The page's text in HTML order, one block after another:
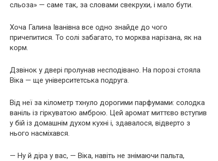
сльоза» — саме так, за словами свекрухи, і мало бути.
Хоча Галина Іванівна все одно знайде до чого
причепитися. То солі забагато, то морква нарізана, як на
корм.
Дзвінок у двері пролунав несподівано. На порозі стояла
Віка — ще університетська подруга.
Від неї за кілометр тхнуло дорогими парфумами: солодка
ваніль із гіркуватою амброю. Цей аромат миттєво вступив
у бій із домашнім духом кухні і, здавалося, відверто з
нього насміхався.
— Ну й діра у вас, — Віка, навіть не знімаючи пальта,